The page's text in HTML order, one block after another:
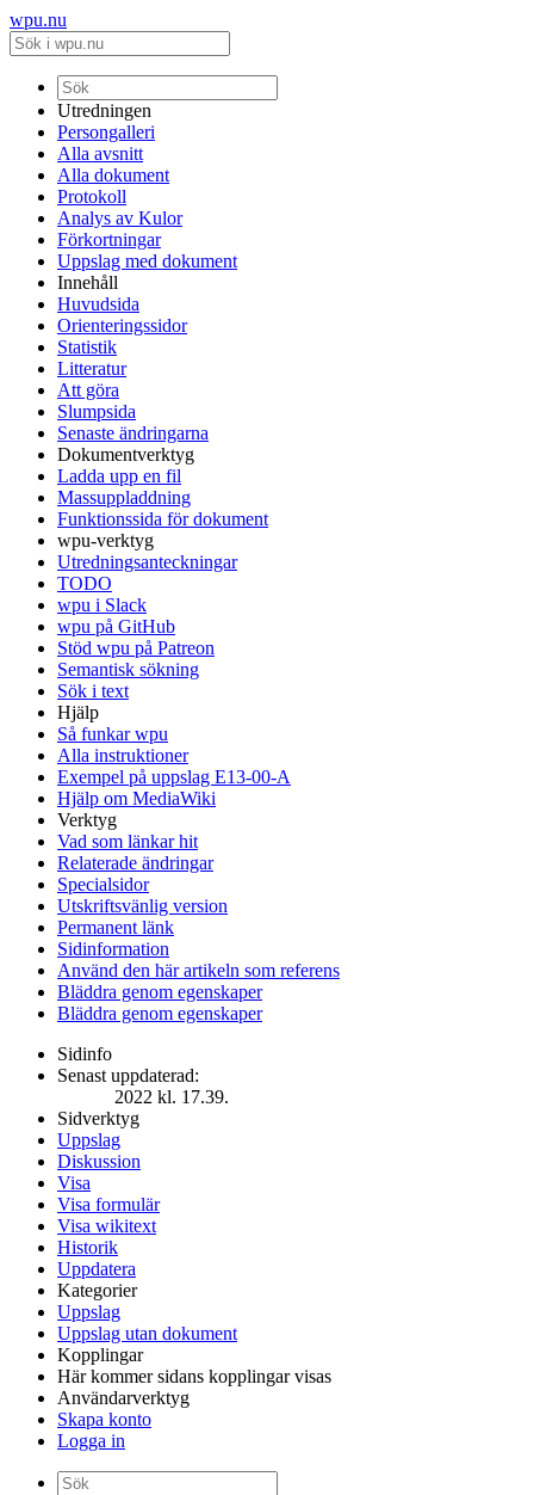
wpu.nu
Utredningen
Persongalleri
Alla avsnitt
Alla dokument
Protokoll
Analys av Kulor
Förkortningar
Uppslag med dokument
Innehåll
Huvudsida
Orienteringssidor
Statistik
Litteratur
Att göra
Slumpsida
Senaste ändringarna
Dokumentverktyg
Ladda upp en fil
Massuppladdning
Funktionssida för dokument
wpu-verktyg
Utredningsanteckningar
TODO
wpu i Slack
wpu på GitHub
Stöd wpu på Patreon
Semantisk sökning
Sök i text
Hjälp
Så funkar wpu
Alla instruktioner
Exempel på uppslag E13-00-A
Hjälp om MediaWiki
Verktyg
Vad som länkar hit
Relaterade ändringar
Specialsidor
Utskriftsvänlig version
Permanent länk
Sidinformation
Använd den här artikeln som referens
Bläddra genom egenskaper
Bläddra genom egenskaper
Sidinfo
Senast uppdaterad:
2022 kl. 17.39.
Sidverktyg
Uppslag
Diskussion
Visa
Visa formulär
Visa wikitext
Historik
Uppdatera
Kategorier
Uppslag
Uppslag utan dokument
Kopplingar
Här kommer sidans kopplingar visas
Användarverktyg
Skapa konto
Logga in